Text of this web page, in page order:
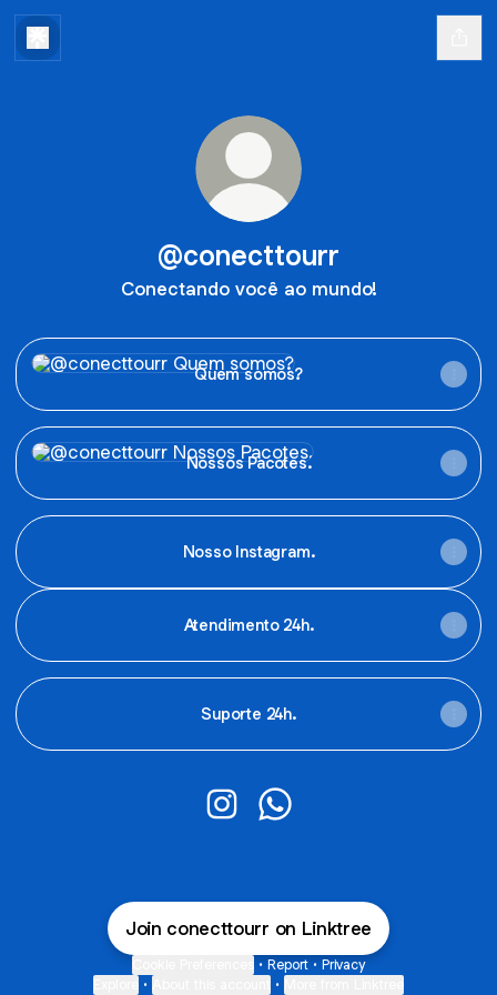
@conecttourr
Conectando você ao mundo!
Quem somos?
Quem somos?
Nossos Pacotes.
Nossos Pacotes.
Nosso Instagram.
Atendimento 24h.
Suporte 24h.
Join conecttourr on Linktree
• Report • Privacy
• •